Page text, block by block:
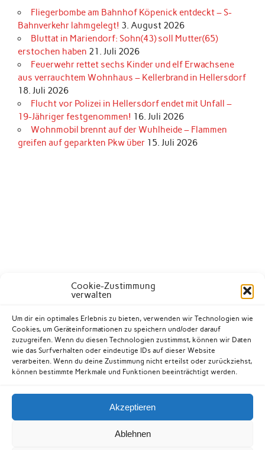
Cookie-Zustimmung
verwalten
Um dir ein optimales Erlebnis zu bieten, verwenden wir Technologien wie
Cookies, um Geräteinformationen zu speichern und/oder darauf
zuzugreifen. Wenn du diesen Technologien zustimmst, können wir Daten
wie das Surfverhalten oder eindeutige IDs auf dieser Website
verarbeiten. Wenn du deine Zustimmung nicht erteilst oder zurückziehst,
können bestimmte Merkmale und Funktionen beeinträchtigt werden.
Akzeptieren
Ablehnen
Fliegerbombe am Bahnhof Köpenick entdeckt – S-
Bahnverkehr lahmgelegt! 3. August 2026
Bluttat in Mariendorf: Sohn(43) soll Mutter(65)
erstochen haben 21. Juli 2026
Feuerwehr rettet sechs Kinder und elf Erwachsene
aus verrauchtem Wohnhaus – Kellerbrand in Hellersdorf
18. Juli 2026
Flucht vor Polizei in Hellersdorf endet mit Unfall –
19-Jähriger festgenommen! 16. Juli 2026
Wohnmobil brennt auf der Wuhlheide – Flammen
greifen auf geparkten Pkw über 15. Juli 2026
Datenschutzerklärung